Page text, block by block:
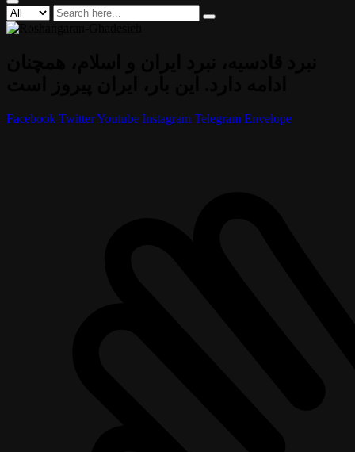
Facebook TwitterYoutube Instagram Telegram Envelope